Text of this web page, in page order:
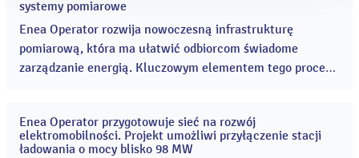
systemy pomiarowe
Enea Operator rozwija nowoczesną infrastrukturę
pomiarową, która ma ułatwić odbiorcom świadome
zarządzanie energią. Kluczowym elementem tego procesu
o zużyciu energii do operatora sieci. ...
27
lip
Enea Operator przygotowuje sieć na rozwój
elektromobilności. Projekt umożliwi przyłączenie stacji
ładowania o mocy blisko 98 MW